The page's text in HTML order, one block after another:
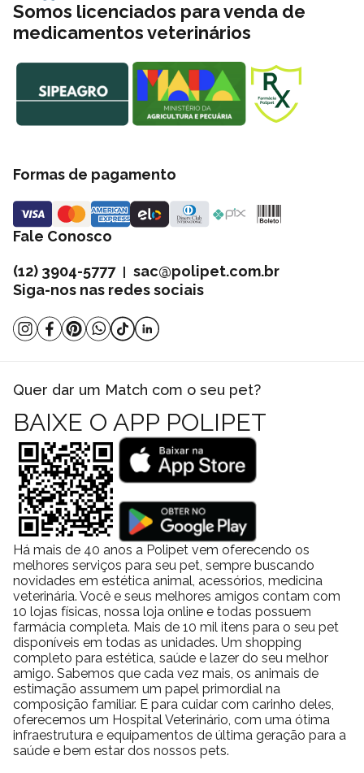
Somos licenciados para venda de
medicamentos veterinários
Formas de pagamento
Fale Conosco
(12) 3904-5777| sac@polipet.com.br
Siga-nos nas redes sociais
Quer dar um Match com o seu pet?
BAIXE O APP POLIPET
Há mais de 40 anos a Polipet vem oferecendo os
melhores serviços para seu pet, sempre buscando
novidades em estética animal, acessórios, medicina
veterinária. Você e seus melhores amigos contam com
10 lojas físicas, nossa loja online e todas possuem
farmácia completa. Mais de 10 mil itens para o seu pet
disponíveis em todas as unidades. Um shopping
completo para estética, saúde e lazer do seu melhor
amigo. Sabemos que cada vez mais, os animais de
estimação assumem um papel primordial na
composição familiar. E para cuidar com carinho deles,
oferecemos um Hospital Veterinário, com uma ótima
infraestrutura e equipamentos de última geração para a
saúde e bem estar dos nossos pets.